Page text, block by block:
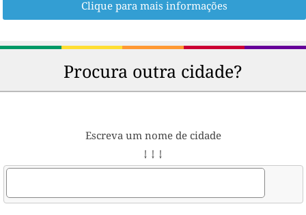
Clique para mais informações
Procura outra cidade?
Escreva um nome de cidade
↓ ↓ ↓